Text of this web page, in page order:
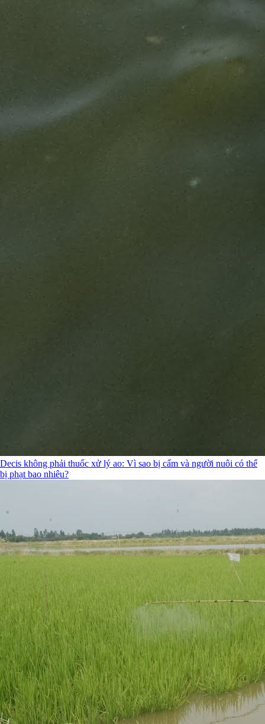
Decis không phải thuốc xử lý ao: Vì sao bị cấm và người nuôi có thể
bị phạt bao nhiêu?